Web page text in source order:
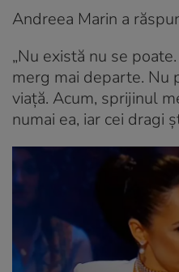
Andreea Marin a
„Nu există nu se
merg mai departe. Nu
viață. Acum, sprijinul
numai ea, iar cei dragi